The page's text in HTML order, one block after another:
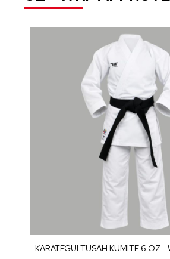
KARATEGUI TUSAH KUMITE 6 OZ -